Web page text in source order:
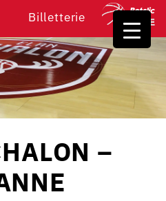
Billetterie
–